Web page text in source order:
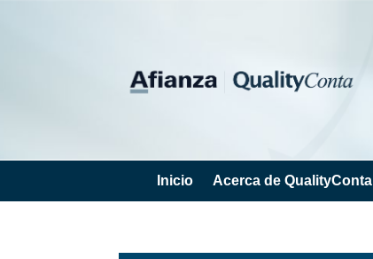
Inicio Acerca de QualityConta